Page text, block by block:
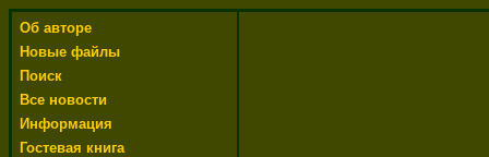
Об авторе
Новые файлы
Поиск
Все новости
Информация
Гостевая книга